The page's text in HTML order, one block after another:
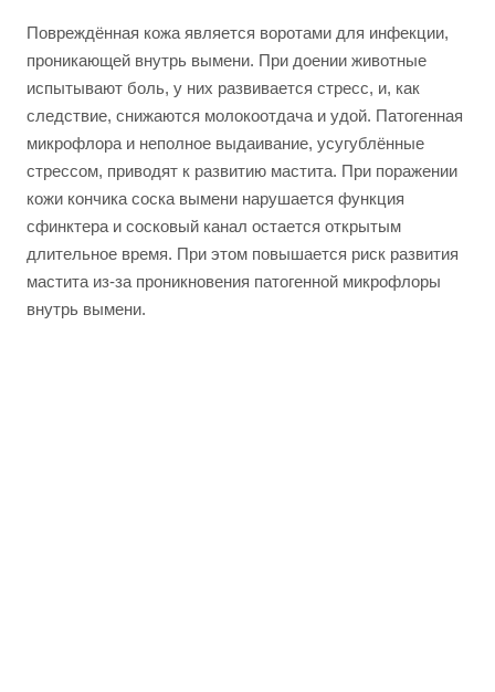
Повреждённая кожа является воротами для инфекции,
проникающей внутрь вымени. При доении животные
испытывают боль, у них развивается стресс, и, как
следствие, снижаются молокоотдача и удой. Патогенная
микрофлора и неполное выдаивание, усугублённые
стрессом, приводят к развитию мастита. При поражении
кожи кончика соска вымени нарушается функция
сфинктера и сосковый канал остается открытым
длительное время. При этом повышается риск развития
мастита из-за проникновения патогенной микрофлоры
внутрь вымени.